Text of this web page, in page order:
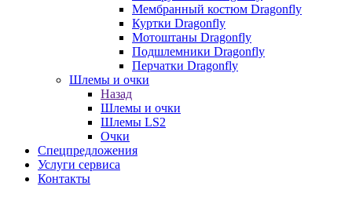
Мембранный костюм Dragonfly
Куртки Dragonfly
Мотоштаны Dragonfly
Подшлемники Dragonfly
Перчатки Dragonfly
Шлемы и очки
Назад
Шлемы и очки
Шлемы LS2
Очки
Спецпредложения
Услуги сервиса
Контакты